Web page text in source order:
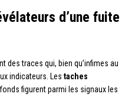
d’une fuite
des traces qui, bien qu’infimes au
indicateurs. Les taches
figurent parmi les signaux les